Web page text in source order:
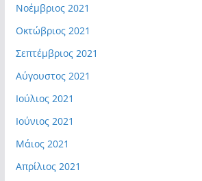
Νοέμβριος 2021
Οκτώβριος 2021
Σεπτέμβριος 2021
Αύγουστος 2021
Ιούλιος 2021
Ιούνιος 2021
Μάιος 2021
Απρίλιος 2021